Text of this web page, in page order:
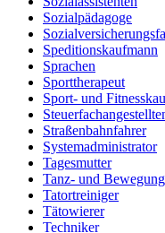
Sozialpädagoge
Speditionskaufmann
Sprachen
Sporttherapeut
Sport- und
Straßenbahnfahrer
Systemadministrator
Tagesmutter
Tanz- und
Tatortreiniger
Tätowierer
Techniker